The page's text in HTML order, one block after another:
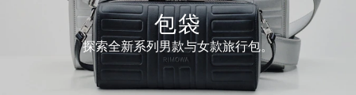
包袋
探索全新系列男款与女款旅行包。